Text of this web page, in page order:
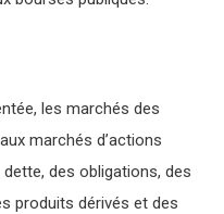
les marchés des
marchés d’actions
des obligations, des
produits dérivés et des